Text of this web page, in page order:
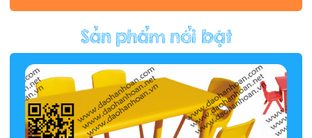
Hàng rào/nhà banh 9H5412